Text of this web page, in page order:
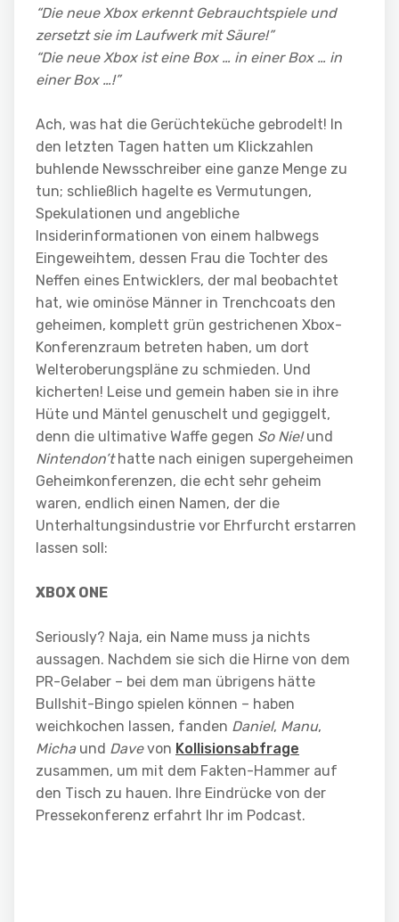
“Die neue Xbox erkennt Gebrauchtspiele und
zersetzt sie im Laufwerk mit Säure!”
“Die neue Xbox ist eine Box … in einer Box … in
einer Box …!”
Ach, was hat die Gerüchteküche gebrodelt! In
den letzten Tagen hatten um Klickzahlen
buhlende Newsschreiber eine ganze Menge zu
tun; schließlich hagelte es Vermutungen,
Spekulationen und angebliche
Insiderinformationen von einem halbwegs
Eingeweihtem, dessen Frau die Tochter des
Neffen eines Entwicklers, der mal beobachtet
hat, wie ominöse Männer in Trenchcoats den
geheimen, komplett grün gestrichenen Xbox-
Konferenzraum betreten haben, um dort
Welteroberungspläne zu schmieden. Und
kicherten! Leise und gemein haben sie in ihre
Hüte und Mäntel genuschelt und gegiggelt,
denn die ultimative Waffe gegen So Nie!und
Nintendon’thatte nach einigen supergeheimen
Geheimkonferenzen, die echt sehr geheim
waren, endlich einen Namen, der die
Unterhaltungsindustrie vor Ehrfurcht erstarren
lassen soll:
XBOX ONE
Seriously? Naja, ein Name muss ja nichts
aussagen. Nachdem sie sich die Hirne von dem
PR-Gelaber – bei dem man übrigens hätte
Bullshit-Bingo spielen können – haben
weichkochen lassen, fanden Daniel, Manu,
Michaund Davevon Kollisionsabfrage
zusammen, um mit dem Fakten-Hammer auf
den Tisch zu hauen. Ihre Eindrücke von der
Pressekonferenz erfahrt Ihr im Podcast.